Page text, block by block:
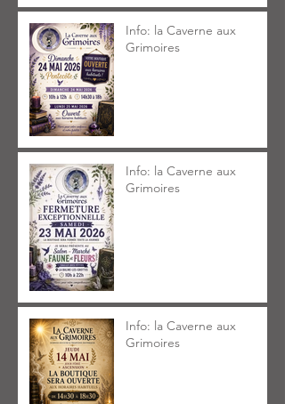
Info: la Caverne aux
Grimoires
Info: la Caverne aux
Grimoires
Info: la Caverne aux
Grimoires